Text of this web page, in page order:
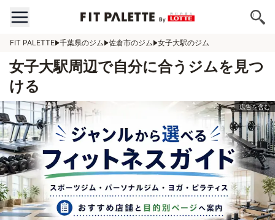
FIT PALETTE 千葉県のジム 佐倉市のジム 女子大駅のジム
女子大駅周辺で自分に合うジムを見つ
ける